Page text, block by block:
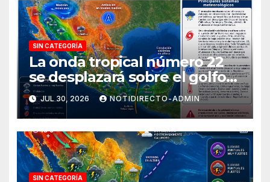
SIN CATEGORÍA
La onda tropical número 22
se desplazará sobre el golfo
de Tehuantepec y el sur del
país
JUL 30, 2026 NOTIDIRECTO-ADMIN
SIN CATEGORÍA